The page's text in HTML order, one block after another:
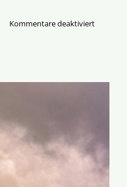
Kommentare deaktiviertfür